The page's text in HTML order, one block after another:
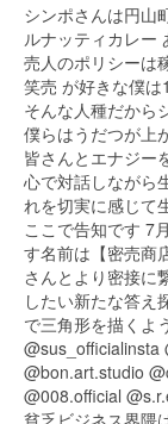
シンポさんは円山
ルナッティカレー
売人のポリシーは
笑売 が好きな僕
そんな人種だから
僕らはうだつが上
皆さんとエナジー
心で対話しながら
れを切実に感じて
ここで告知です 7
す名前は【密売商
さんとより密接に
したい新たな答え
で三角形を描くよ
@sus_officialinsta
@bon.art.studio
@008.official
貧乏ビジネス界隈